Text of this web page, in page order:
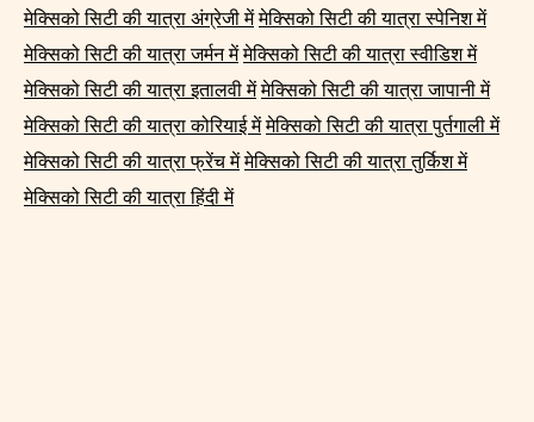
मेक्सिको सिटी की यात्रा अंग्रेजी में मेक्सिको सिटी की यात्रा स्पेनिश में
मेक्सिको सिटी की यात्रा जर्मन में मेक्सिको सिटी की यात्रा स्वीडिश में
मेक्सिको सिटी की यात्रा इतालवी में मेक्सिको सिटी की यात्रा जापानी में
मेक्सिको सिटी की यात्रा कोरियाई में मेक्सिको सिटी की यात्रा पुर्तगाली में
मेक्सिको सिटी की यात्रा फ्रेंच में मेक्सिको सिटी की यात्रा तुर्किश में
मेक्सिको सिटी की यात्रा हिंदी में